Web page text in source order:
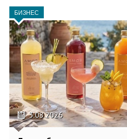
БИЗНЕС
3.08.2026